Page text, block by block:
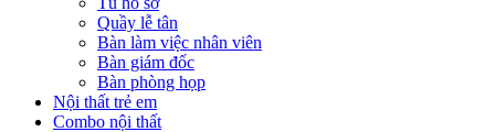
Quầy lễ tân
Bàn làm việc nhân viên
Bàn giám đốc
Bàn phòng họp
Nội thất trẻ em
Combo nội thất